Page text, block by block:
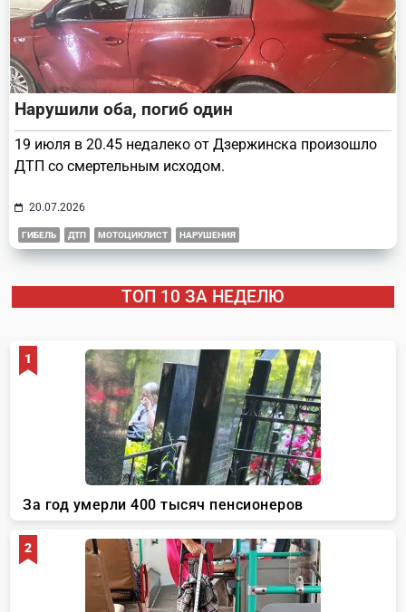
Нарушили оба, погиб один
19 июля в 20.45 недалеко от Дзержинска произошло
ДТП со смертельным исходом.
20.07.2026
ГИБЕЛЬ ДТП МОТОЦИКЛИСТ НАРУШЕНИЯ
ТОП 10 ЗА НЕДЕЛЮ